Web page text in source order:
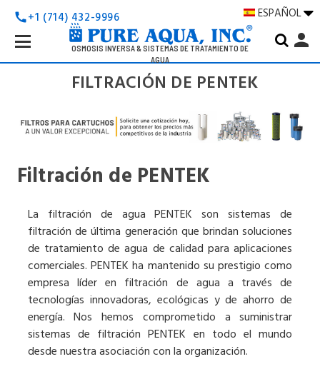
call+1 (714) 432-9996 ESPAÑOL
OSMOSIS INVERSA & SISTEMAS DE TRATAMIENTO DE
AGUA
Search
Keyword:
person
FILTRACIÓN DE PENTEK
Filtración de PENTEK
La filtración de agua PENTEK son sistemas de
filtración de última generación que brindan soluciones
de tratamiento de agua de calidad para aplicaciones
comerciales. PENTEK ha mantenido su prestigio como
empresa líder en filtración de agua a través de
tecnologías innovadoras, ecológicas y de ahorro de
energía. Nos hemos comprometido a suministrar
sistemas de filtración PENTEK en todo el mundo
desde nuestra asociación con la organización.